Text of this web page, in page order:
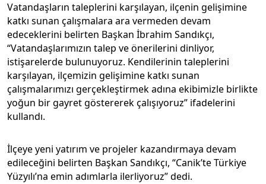
Vatandaşların taleplerini karşılayan, ilçenin gelişimine
katkı sunan çalışmalara ara vermeden devam
edeceklerini belirten Başkan İbrahim Sandıkçı,
“Vatandaşlarımızın talep ve önerilerini dinliyor,
istişarelerde bulunuyoruz. Kendilerinin taleplerini
karşılayan, ilçemizin gelişimine katkı sunan
çalışmalarımızı gerçekleştirmek adına ekibimizle birlikte
yoğun bir gayret göstererek çalışıyoruz” ifadelerini
kullandı.
İlçeye yeni yatırım ve projeler kazandırmaya devam
edileceğini belirten Başkan Sandıkçı, “Canik’te Türkiye
Yüzyılı’na emin adımlarla ilerliyoruz” dedi.